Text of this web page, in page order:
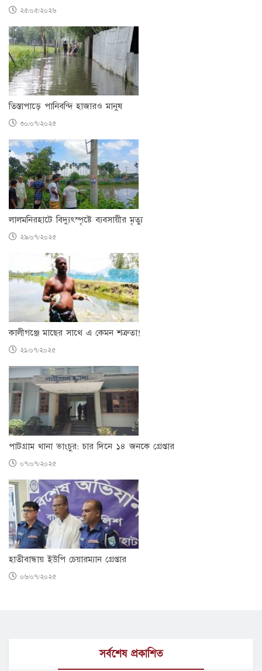
২৫/০৫/২০২৬
তিস্তাপাড়ে পানিবন্দি হাজারও মানুষ
৩০/০৭/২০২৫
লালমনিরহাটে বিদ্যুৎস্পৃষ্টে ব্যবসায়ীর মৃত্যু
২৯/০৭/২০২৫
কালীগঞ্জে মাছের সাথে এ কেমন শত্রুতা!
২১/০৭/২০২৫
পাটগ্রাম থানা ভাংচুর: চার দিনে ১৪ জনকে গ্রেপ্তার
০৭/০৭/২০২৫
হাতীবান্ধায় ইউপি চেয়ারম্যান গ্রেপ্তার
০৬/০৭/২০২৫
সর্বশেষ প্রকাশিত